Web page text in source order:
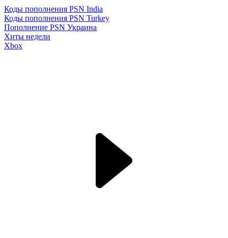
Коды пополнения PSN India
Коды пополнения PSN Turkey
Пополнение PSN Украина
Хиты недели
Xbox